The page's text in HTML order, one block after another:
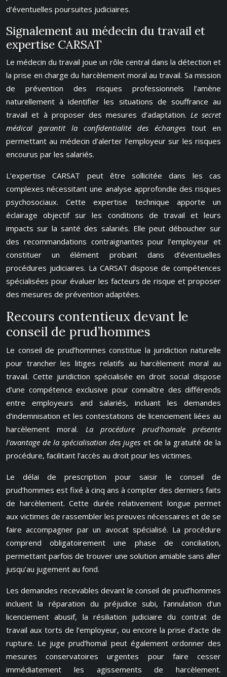
d’éventuelles poursuites judiciaires.
Signalement au médecin du travail et
expertise CARSAT
Le médecin du travail joue un rôle central dans la détection et
la prise en charge du harcèlement moral au travail. Sa mission
de prévention des risques professionnels l’amène
naturellement à identifier les situations de souffrance au
travail et à proposer des mesures d’adaptation. Le secret
médical garantit la confidentialité des échanges tout en
permettant au médecin d’alerter l’employeur sur les risques
encourus par les salariés.
L’expertise CARSAT peut être sollicitée dans les cas
complexes nécessitant une analyse approfondie des risques
psychosociaux. Cette expertise technique apporte un
éclairage objectif sur les conditions de travail et leurs
impacts sur la santé des salariés. Elle peut déboucher sur
des recommandations contraignantes pour l’employeur et
constituer un élément probant dans d’éventuelles
procédures judiciaires. La CARSAT dispose de compétences
spécialisées pour évaluer les facteurs de risque et proposer
des mesures de prévention adaptées.
Recours contentieux devant le
conseil de prud’hommes
Le conseil de prud’hommes constitue la juridiction naturelle
pour trancher les litiges relatifs au harcèlement moral au
travail. Cette juridiction spécialisée en droit social dispose
d’une compétence exclusive pour connaître des différends
entre employeurs and salariés, incluant les demandes
d’indemnisation et les contestations de licenciement liées au
harcèlement moral. La procédure prud’homale présente
l’avantage de la spécialisation des juges et de la gratuité de la
procédure, facilitant l’accès au droit pour les victimes.
Le délai de prescription pour saisir le conseil de
prud’hommes est fixé à cinq ans à compter des derniers faits
de harcèlement. Cette durée relativement longue permet
aux victimes de rassembler les preuves nécessaires et de se
faire accompagner par un avocat spécialisé. La procédure
comprend obligatoirement une phase de conciliation,
permettant parfois de trouver une solution amiable sans aller
jusqu’au jugement au fond.
Les demandes recevables devant le conseil de prud’hommes
incluent la réparation du préjudice subi, l’annulation d’un
licenciement abusif, la résiliation judiciaire du contrat de
travail aux torts de l’employeur, ou encore la prise d’acte de
rupture. Le juge prud’homal peut également ordonner des
mesures conservatoires urgentes pour faire cesser
immédiatement les agissements de harcèlement.